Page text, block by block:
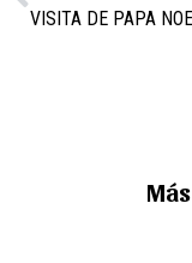
VISITA DE PAPA